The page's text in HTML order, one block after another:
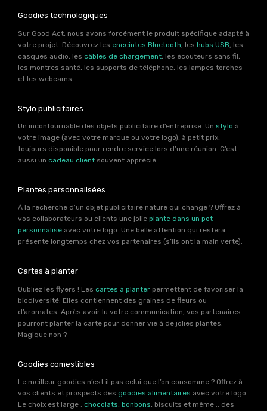
Goodies technologiques
Sur Good Act, nous avons forcément le produit spécifique adapté à
votre projet. Découvrez les enceintes Bluetooth , les hubs USB , les
casques audio, les câbles de chargement , les écouteurs sans fil,
les montres santé, les supports de téléphone, les lampes torches
et les webcams…
Stylo publicitaires
Un incontournable des objets publicitaire d’entreprise. Un stylo à
votre image (avec votre marque ou votre logo), à petit prix,
toujours disponible pour rendre service lors d’une réunion. C’est
aussi un cadeau client souvent apprécié.
Plantes personnalisées
À la recherche d’un objet publicitaire nature qui change ? Offrez à
vos collaborateurs ou clients une jolie plante dans un pot
personnalisé avec votre logo. Une belle attention qui restera
présente longtemps chez vos partenaires (s’ils ont la main verte).
Cartes à planter
Oubliez les flyers ! Les cartes à planter permettent de favoriser la
biodiversité. Elles contiennent des graines de fleurs ou
d’aromates. Après avoir lu votre communication, vos partenaires
pourront planter la carte pour donner vie à de jolies plantes.
Magique non ?
Goodies comestibles
Le meilleur goodies n’est il pas celui que l’on consomme ? Offrez à
vos clients et prospects des goodies alimentaires avec votre logo.
Le choix est large : chocolats, bonbons, biscuits et même .. des